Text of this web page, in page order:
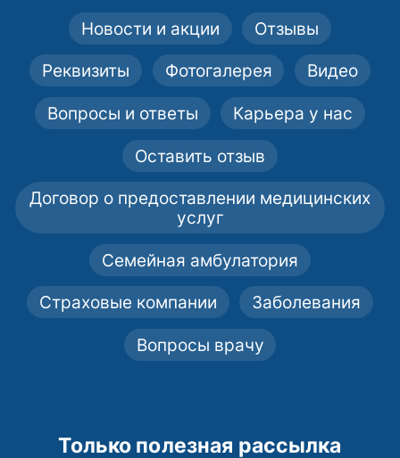
Новости и акции Отзывы
Реквизиты Фотогалерея Видео
Вопросы и ответы Карьера у нас
Оставить отзыв
Договор о предоставлении медицинских
услуг
Семейная амбулатория
Страховые компании Заболевания
Вопросы врачу
Только полезная рассылка